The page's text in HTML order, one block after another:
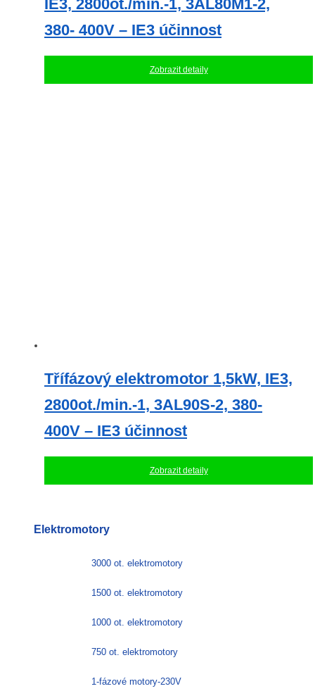
IE3, 2800ot./min.-1, 3AL80M1-2,
380- 400V – IE3 účinnost
Zobrazit detaily
Třífázový elektromotor 1,5kW, IE3,
2800ot./min.-1, 3AL90S-2, 380-
400V – IE3 účinnost
Zobrazit detaily
Elektromotory
3000 ot. elektromotory
1500 ot. elektromotory
1000 ot. elektromotory
750 ot. elektromotory
1-fázové motory-230V